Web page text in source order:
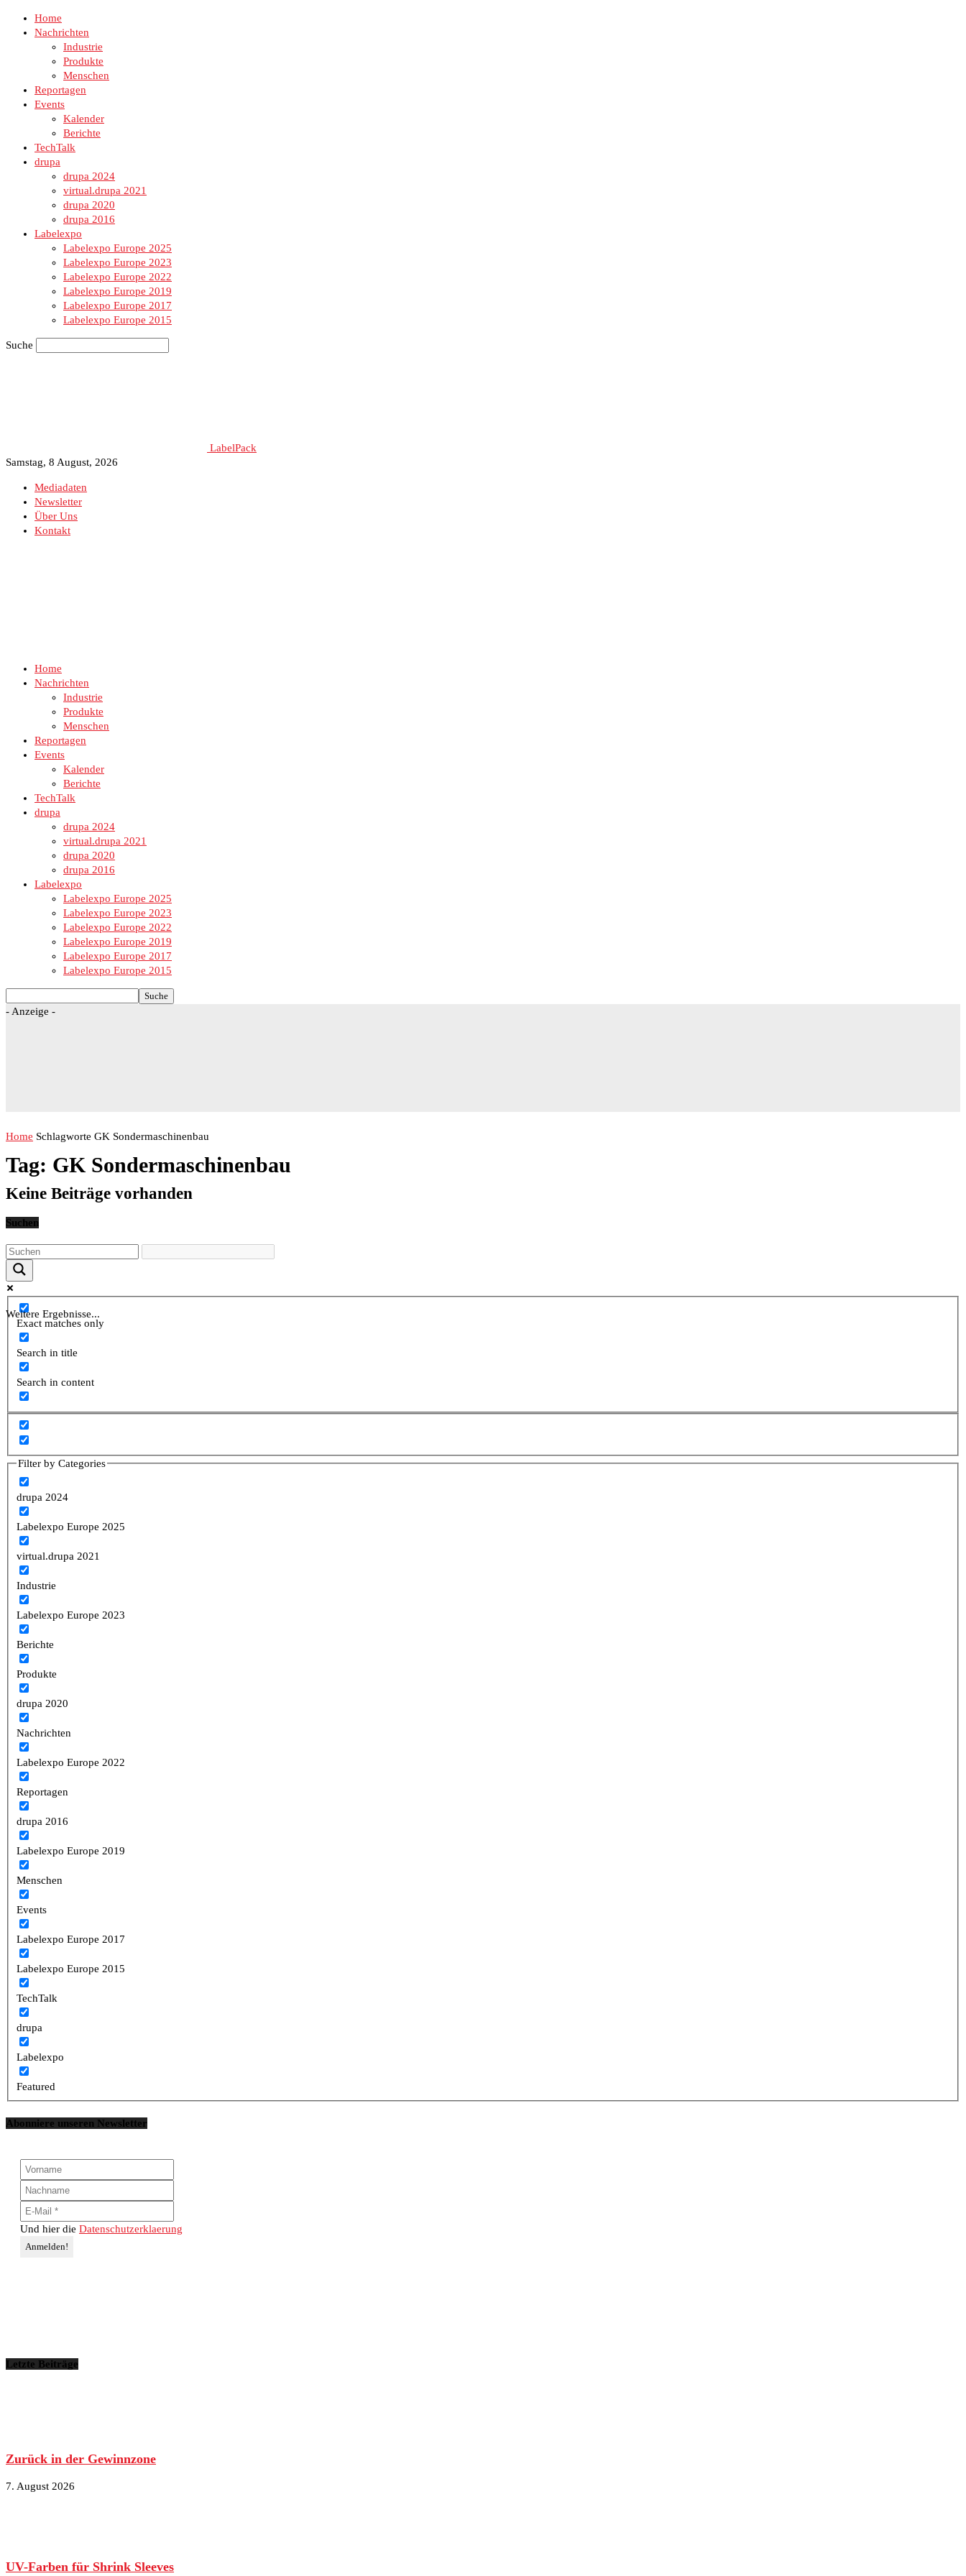
Home
Nachrichten
Industrie
Produkte
Menschen
Reportagen
Events
Kalender
Berichte
TechTalk
drupa
drupa 2024
virtual.drupa 2021
drupa 2020
drupa 2016
Labelexpo
Labelexpo Europe 2025
Labelexpo Europe 2023
Labelexpo Europe 2022
Labelexpo Europe 2019
Labelexpo Europe 2017
Labelexpo Europe 2015
Suche
LabelPack
Samstag, 8 August, 2026
Mediadaten
Newsletter
Über Uns
Kontakt
Home
Nachrichten
Industrie
Produkte
Menschen
Reportagen
Events
Kalender
Berichte
TechTalk
drupa
drupa 2024
virtual.drupa 2021
drupa 2020
drupa 2016
Labelexpo
Labelexpo Europe 2025
Labelexpo Europe 2023
Labelexpo Europe 2022
Labelexpo Europe 2019
Labelexpo Europe 2017
Labelexpo Europe 2015
- Anzeige -
Home Schlagworte GK Sondermaschinenbau
Tag: GK Sondermaschinenbau
Keine Beiträge vorhanden
Suchen
Weitere Ergebnisse...
Exact matches only
Search in title
Search in content
Filter by Categories
drupa 2024
Labelexpo Europe 2025
virtual.drupa 2021
Industrie
Labelexpo Europe 2023
Berichte
Produkte
drupa 2020
Nachrichten
Labelexpo Europe 2022
Reportagen
drupa 2016
Labelexpo Europe 2019
Menschen
Events
Labelexpo Europe 2017
Labelexpo Europe 2015
TechTalk
drupa
Labelexpo
Featured
Abonniere unseren Newsletter
Und hier die Datenschutzerklaerung
Letzte Beiträge
Zurück in der Gewinnzone
7. August 2026
UV-Farben für Shrink Sleeves